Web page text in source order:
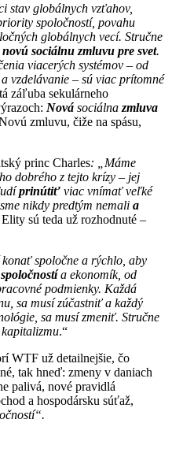
stav globálnych vzťahov,
spoločností, povahu
globálnych vecí. Stručne
sociálnu zmluvu pre svet.
viacerých systémov – od
vzdelávanie – sú viac prítomné
záľuba sekulárneho
Nová sociálna zmluva
zmluvu, čiže na spásu,
princ Charles: „Máme
dobrého z tejto krízy – jej
prinútiť viac vnímať veľké
nikdy predtým nemali a
Elity sú teda už rozhodnuté –
konať spoločne a rýchlo, aby
a ekonomík, od
podmienky. Každá
sa musí zúčastniť a každý
sa musí zmeniť. Stručne
kapitalizmu.“
WTF už detailnejšie, čo
tak hneď: zmeny v daniach
palivá, nové pravidlá
a hospodársku súťaž,